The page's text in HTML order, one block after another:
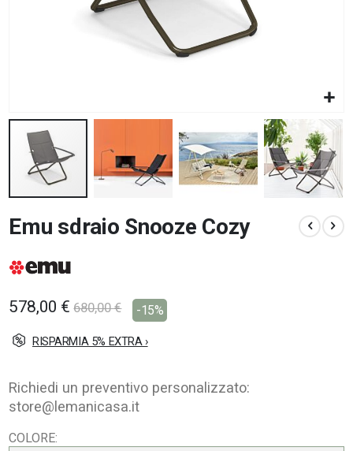
all'inizio
della
di
Emu sdraio Snooze Cozy
578,00 € 680,00 € -15%
RISPARMIA 5% EXTRA ›
Richiedi un preventivo personalizzato:
store@lemanicasa.it
COLORE